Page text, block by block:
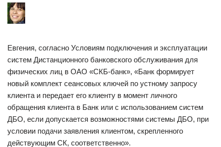
Евгения, согласно Условиям подключения и эксплуатации
систем Дистанционного банковского обслуживания для
физических лиц в ОАО «СКБ-банк», «Банк формирует
новый комплект сеансовых ключей по устному запросу
клиента и передает его клиенту в момент личного
обращения клиента в Банк или с использованием систем
ДБО, если допускается возможностями системы ДБО, при
условии подачи заявления клиентом, скрепленного
действующим СК, соответственно».